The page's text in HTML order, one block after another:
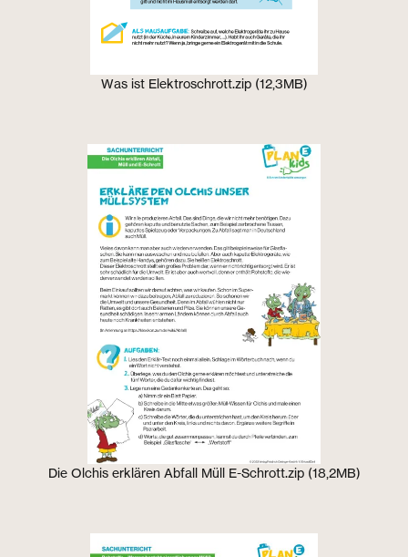
Was ist Elektroschrott.zip (12,3MB)
Die Olchis erklären Abfall Müll E-Schrott.zip (18,2MB)